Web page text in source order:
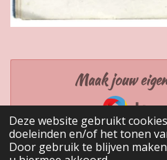
Deze website gebruikt
doeleinden en/of het tonen
Door gebruik te blijven
Maak jouw
JouwWeb